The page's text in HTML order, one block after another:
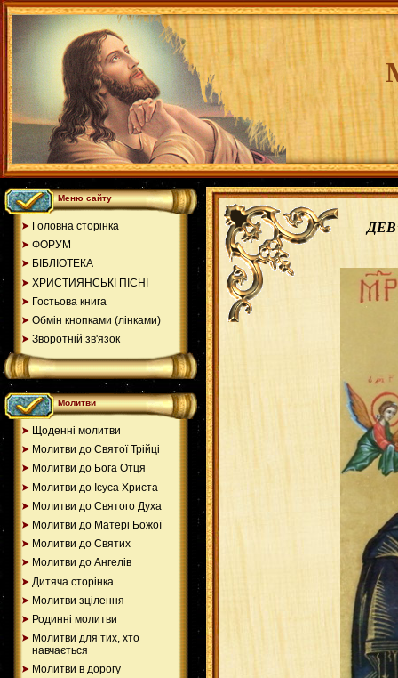
Меню сайту
Головна сторінка
ФОРУМ
БІБЛІОТЕКА
ХРИСТИЯНСЬКІ ПІСНІ
Гостьова книга
Обмін кнопками (лінками)
Зворотній зв'язок
Молитви
Щоденні молитви
Молитви до Святої Трійці
Молитви до Бога Отця
Молитви до Ісуса Христа
Молитви до Святого Духа
Молитви до Матері Божої
Молитви до Святих
Молитви до Ангелів
Дитяча сторінка
Молитви зцілення
Родинні молитви
Mолитви для тих, хто
навчається
Молитви в дорогу